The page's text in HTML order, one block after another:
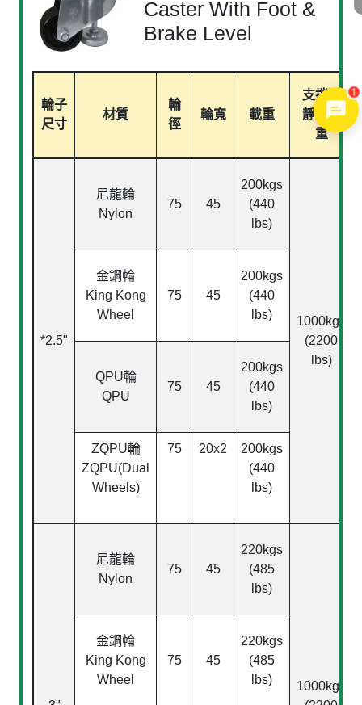
Caster With Foot &
Brake Level
輪子
尺寸
材質
輪
徑
輪寬 載重
支撐腳
靜壓荷
重
*2.5"
尼龍輪
Nylon
75 45
200kgs
(440
lbs)
1000kgs
(2200
lbs)
金鋼輪
King Kong
Wheel
75 45
200kgs
(440
lbs)
QPU輪
QPU
75 45
200kgs
(440
lbs)
ZQPU輪
ZQPU(Dual
Wheels)
75 20x2
200kgs
(440
lbs)
尼龍輪
Nylon
75 45
220kgs
(485
lbs)
1000kgs
金鋼輪
King Kong
Wheel
75 45
220kgs
(485
lbs)
1